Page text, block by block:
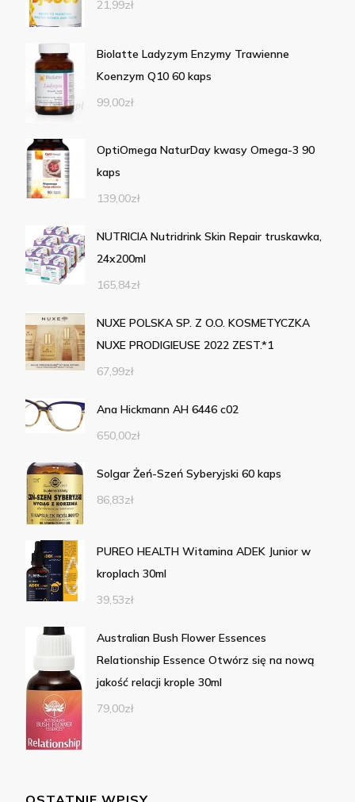
21,99zł
Biolatte Ladyzym Enzymy Trawienne
Koenzym Q10 60 kaps
99,00zł
OptiOmega NaturDay kwasy Omega-3 90
kaps
139,00zł
NUTRICIA Nutridrink Skin Repair truskawka,
24x200ml
165,84zł
NUXE POLSKA SP. Z O.O. KOSMETYCZKA
NUXE PRODIGIEUSE 2022 ZEST.*1
67,99zł
Ana Hickmann AH 6446 c02
650,00zł
Solgar Żeń-Szeń Syberyjski 60 kaps
86,83zł
PUREO HEALTH Witamina ADEK Junior w
kroplach 30ml
39,53zł
Australian Bush Flower Essences
Relationship Essence Otwórz się na nową
jakość relacji krople 30ml
79,00zł